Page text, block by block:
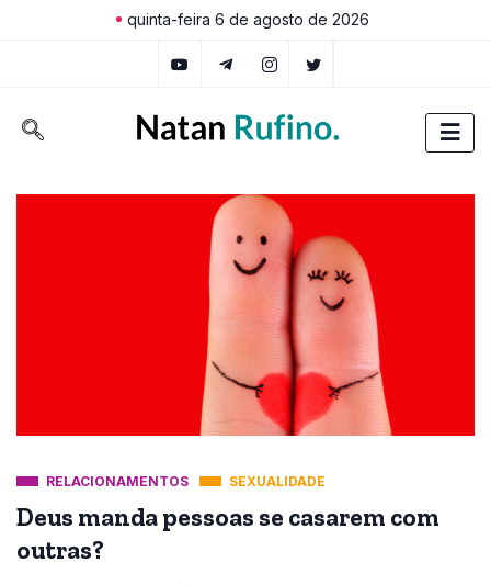
quinta-feira 6 de agosto de 2026
RELACIONAMENTOS SEXUALIDADE
Deus manda pessoas se casarem com
outras?